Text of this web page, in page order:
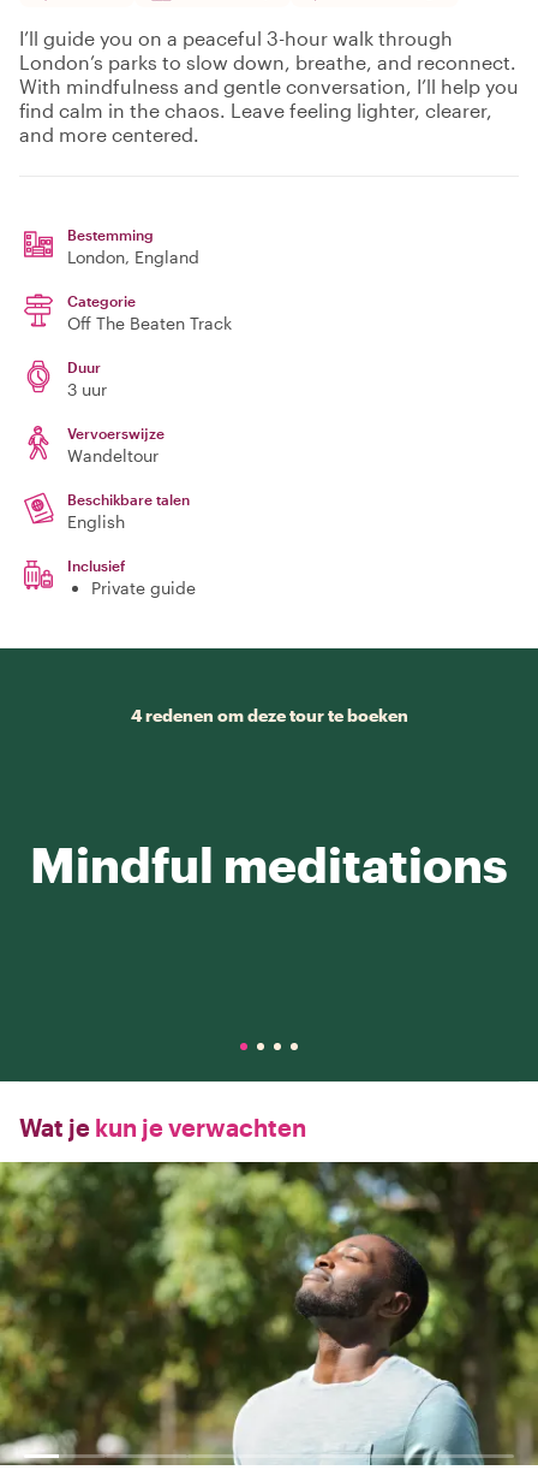
I’ll guide you on a peaceful 3-hour walk through
London’s parks to slow down, breathe, and reconnect.
With mindfulness and gentle conversation, I’ll help you
find calm in the chaos. Leave feeling lighter, clearer,
and more centered.
Bestemming
London, England
Categorie
Off The Beaten Track
Duur
3 uur
Vervoerswijze
Wandeltour
Beschikbare talen
English
Inclusief
Private guide
4 redenen om deze tour te boeken
Mindful meditations
Wat je kun je verwachten